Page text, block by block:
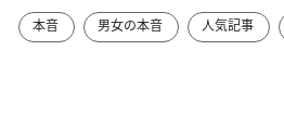
本音 男女の本音 人気記事